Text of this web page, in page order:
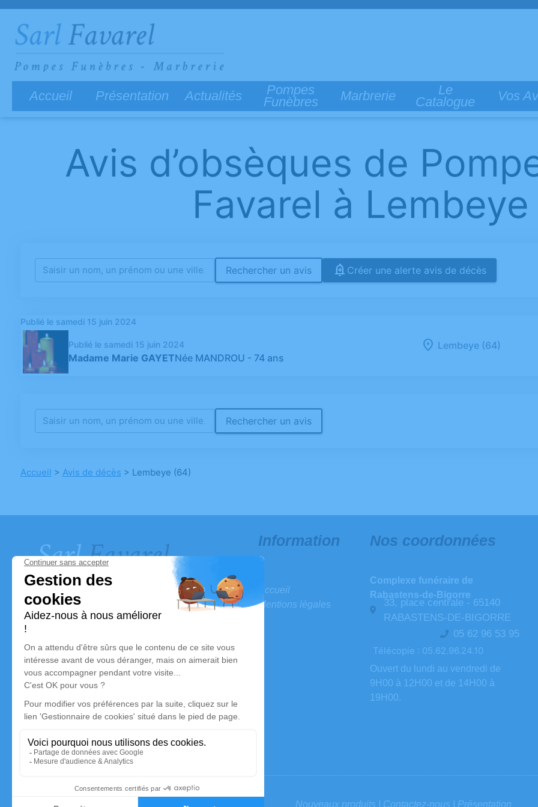
Accueil Présentation Actualités
Pompes
Funèbres
Marbrerie
Le
Catalogue
Vos
Avis d’obsèques de
Favarel à
Rechercher un avis Créer une alerte avis de décès
Publié le samedi 15 juin 2024
Publié le samedi 15 juin 2024
Madame Marie GAYETNée MANDROU - 74 ans
Lembeye (64)
Rechercher un avis
Accueil > Avis de décès > Lembeye (64)
Ouvert du lundi au vendredi de 9H00 à 12H00 et
Information
Accueil
Mentions légales
Nos coordonnées
Complexe funéraire de
Rabastens-de-Bigorre
33, place centrale - 65140
RABASTENS-DE-BIGORRE
05 62 96 53 95
Télécopie : 05.62.96.24.10
Ouvert du lundi au vendredi de
9H00 à 12H00 et de 14H00 à
19H00.
Nouveaux produits | Contactez-nous | Présentation